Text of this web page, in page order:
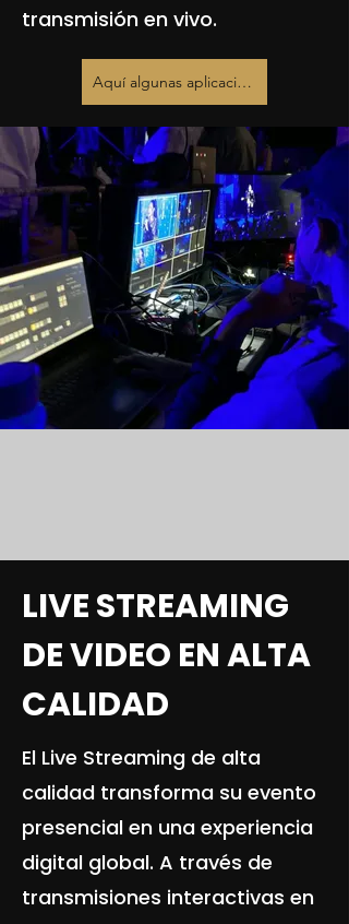
transmisión en vivo.
Aquí algunas aplicaciones
LIVE STREAMING
DE VIDEO EN ALTA
CALIDAD
El Live Streaming de alta
calidad transforma su evento
presencial en una experiencia
digital global. A través de
transmisiones interactivas en